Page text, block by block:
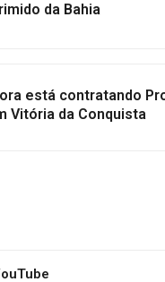
da Bahia
está contratando
Vitória da Conquista